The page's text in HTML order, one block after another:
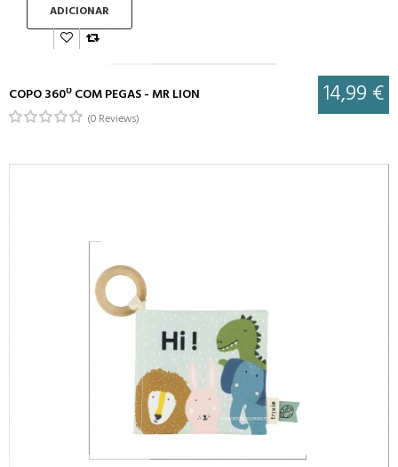
ADICIONAR
COPO 360º COM PEGAS - MR LION 14,99 €
(0 Reviews)